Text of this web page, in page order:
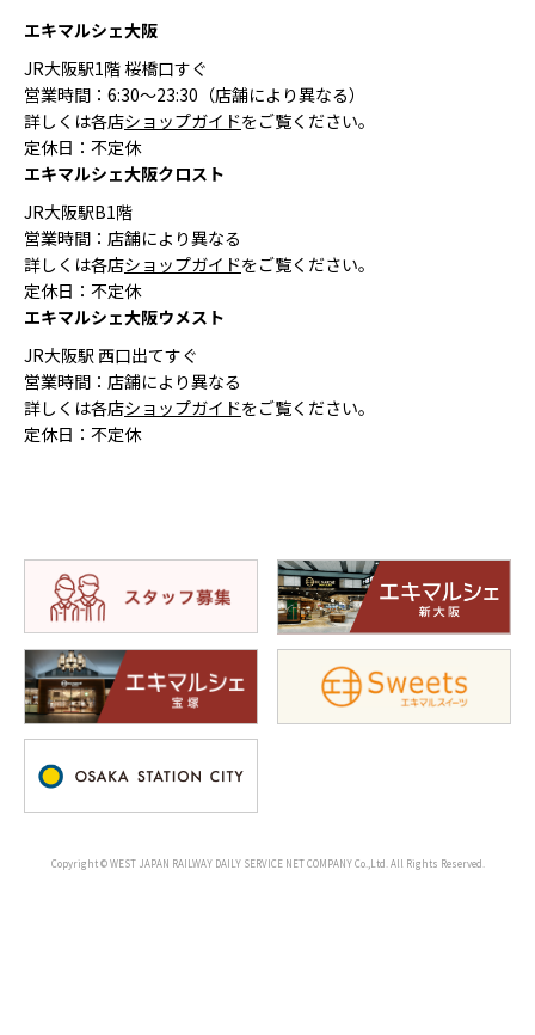
エキマルシェ大阪
JR大阪駅1階 桜橋口すぐ
営業時間：6:30〜23:30（店舗により異なる）
詳しくは各店ショップガイドをご覧ください。
定休日：不定休
エキマルシェ大阪クロスト
JR大阪駅B1階
営業時間：店舗により異なる
詳しくは各店ショップガイドをご覧ください。
定休日：不定休
エキマルシェ大阪ウメスト
JR大阪駅 西口出てすぐ
営業時間：店舗により異なる
詳しくは各店ショップガイドをご覧ください。
定休日：不定休
Copyright © WEST JAPAN RAILWAY DAILY SERVICE NET COMPANY Co.,Ltd. All Rights Reserved.